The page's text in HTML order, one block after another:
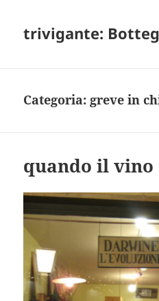
trivigante:
Categoria: greve in
quando il